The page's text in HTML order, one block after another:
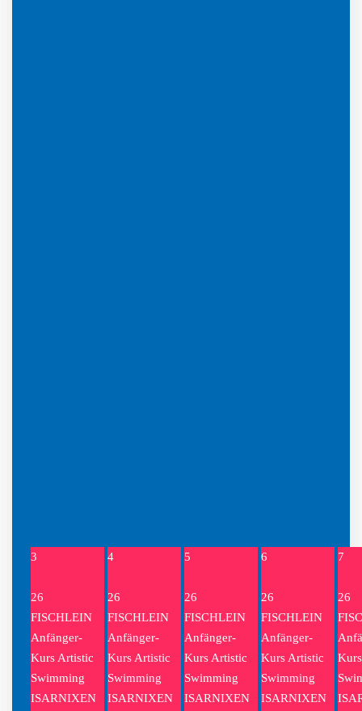
3
26
FISCHLEIN
Anfänger-
Kurs Artistic
Swimming
ISARNIXEN
4
26
FISCHLEIN
Anfänger-
Kurs Artistic
Swimming
ISARNIXEN
5
26
FISCHLEIN
Anfänger-
Kurs Artistic
Swimming
ISARNIXEN
6
26
FISCHLEIN
Anfänger-
Kurs Artistic
Swimming
ISARNIXEN
7
26